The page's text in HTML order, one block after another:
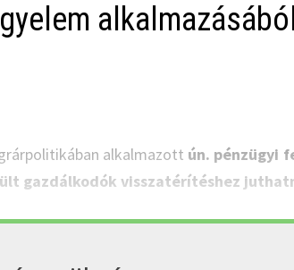
alkalmazott ún. pénzügyi
gazdálkodók visszatérítéshez